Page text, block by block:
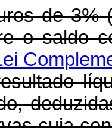
3%
o saldo
líquido